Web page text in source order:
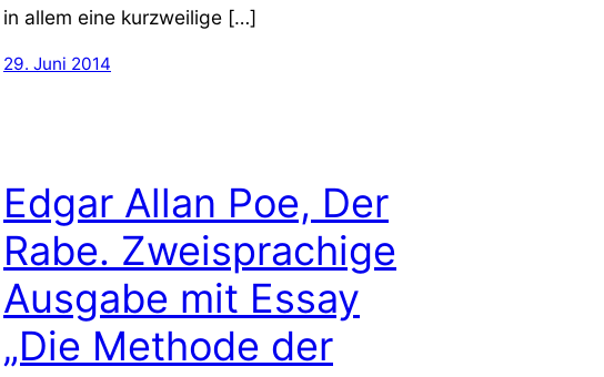
in allem eine kurzweilige […]
29. Juni 2014
Edgar Allan Poe, Der
Rabe. Zweisprachige
Ausgabe mit Essay
„Die Methode der